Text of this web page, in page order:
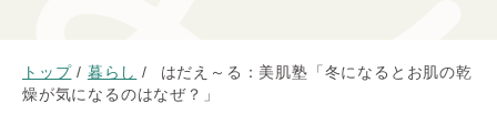
トップ / 暮らし /
はだえ～る：美肌塾「冬になるとお肌の乾
燥が気になるのはなぜ？」